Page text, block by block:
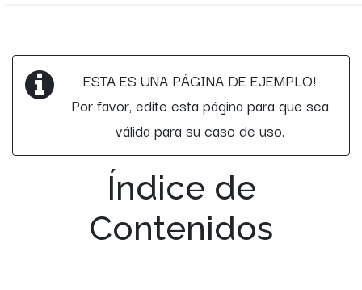
ESTA ES UNA PÁGINA DE EJEMPLO!
Por favor, edite esta página para que sea
válida para su caso de uso.
Índice de
Contenidos